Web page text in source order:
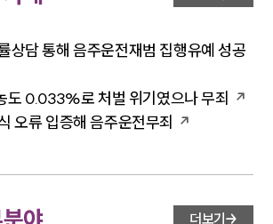
상담 통해 음주운전재범 집행유예 성공
도 0.033%로 처벌 위기였으나 무죄
오류 입증해 음주운전무죄
더보기